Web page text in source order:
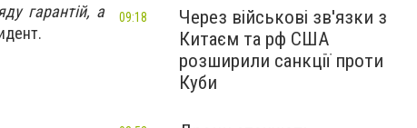
гарантій, а
Через військові зв'язки з
Китаєм та рф США
розширили санкції проти
Куби
09:18